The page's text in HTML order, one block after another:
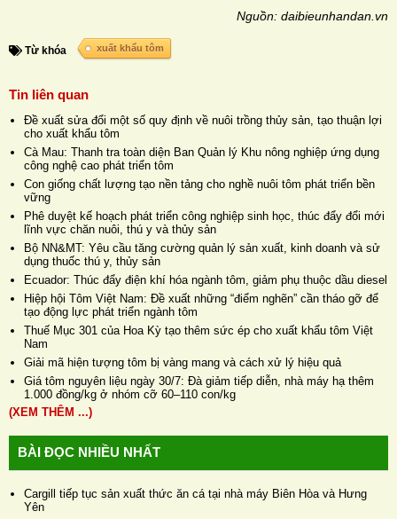
Nguồn: daibieunhandan.vn
Từ khóa xuất khẩu tôm
Tin liên quan
Đề xuất sửa đổi một số quy định về nuôi trồng thủy sản, tạo thuận lợi
cho xuất khẩu tôm
Cà Mau: Thanh tra toàn diện Ban Quản lý Khu nông nghiệp ứng dụng
công nghệ cao phát triển tôm
Con giống chất lượng tạo nền tảng cho nghề nuôi tôm phát triển bền
vững
Phê duyệt kế hoạch phát triển công nghiệp sinh học, thúc đẩy đổi mới
lĩnh vực chăn nuôi, thú y và thủy sản
Bộ NN&MT: Yêu cầu tăng cường quản lý sản xuất, kinh doanh và sử
dụng thuốc thú y, thủy sản
Ecuador: Thúc đẩy điện khí hóa ngành tôm, giảm phụ thuộc dầu diesel
Hiệp hội Tôm Việt Nam: Đề xuất những “điểm nghẽn” cần tháo gỡ để
tạo động lực phát triển ngành tôm
Thuế Mục 301 của Hoa Kỳ tạo thêm sức ép cho xuất khẩu tôm Việt
Nam
Giải mã hiện tượng tôm bị vàng mang và cách xử lý hiệu quả
Giá tôm nguyên liệu ngày 30/7: Đà giảm tiếp diễn, nhà máy hạ thêm
1.000 đồng/kg ở nhóm cỡ 60–110 con/kg
(XEM THÊM ...)
BÀI ĐỌC NHIỀU NHẤT
Cargill tiếp tục sản xuất thức ăn cá tại nhà máy Biên Hòa và Hưng
Yên